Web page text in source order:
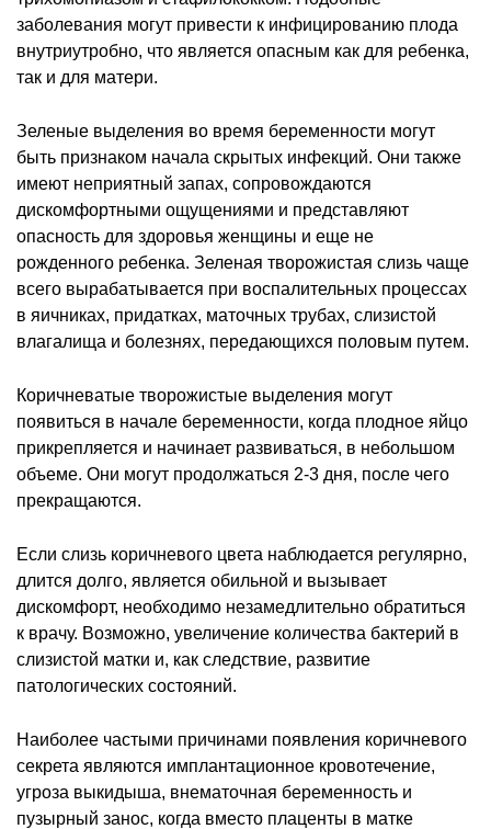
заболевания могут привести к инфицированию плода
внутриутробно, что является опасным как для ребенка,
так и для матери.
Зеленые выделения во время беременности могут
быть признаком начала скрытых инфекций. Они также
имеют неприятный запах, сопровождаются
дискомфортными ощущениями и представляют
опасность для здоровья женщины и еще не
рожденного ребенка. Зеленая творожистая слизь чаще
всего вырабатывается при воспалительных процессах
в яичниках, придатках, маточных трубах, слизистой
влагалища и болезнях, передающихся половым путем.
Коричневатые творожистые выделения могут
появиться в начале беременности, когда плодное яйцо
прикрепляется и начинает развиваться, в небольшом
объеме. Они могут продолжаться 2-3 дня, после чего
прекращаются.
Если слизь коричневого цвета наблюдается регулярно,
длится долго, является обильной и вызывает
дискомфорт, необходимо незамедлительно обратиться
к врачу. Возможно, увеличение количества бактерий в
слизистой матки и, как следствие, развитие
патологических состояний.
Наиболее частыми причинами появления коричневого
секрета являются имплантационное кровотечение,
угроза выкидыша, внематочная беременность и
пузырный занос, когда вместо плаценты в матке